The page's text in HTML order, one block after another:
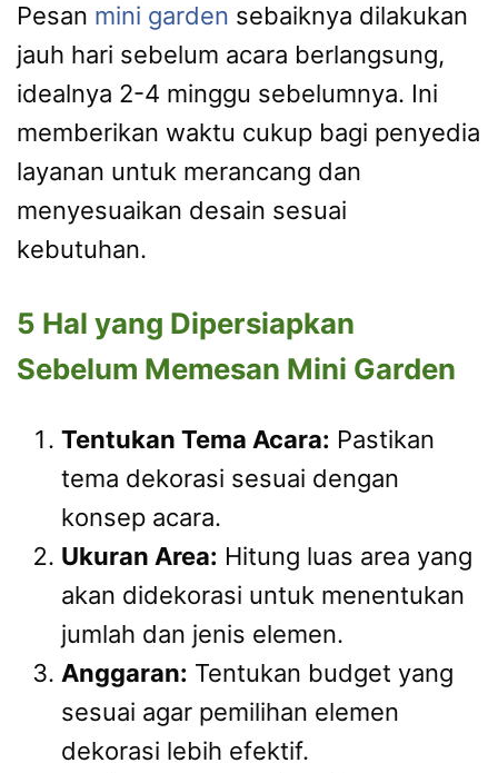
Pesan mini garden sebaiknya dilakukan
jauh hari sebelum acara berlangsung,
idealnya 2-4 minggu sebelumnya. Ini
memberikan waktu cukup bagi penyedia
layanan untuk merancang dan
menyesuaikan desain sesuai
kebutuhan.
5 Hal yang Dipersiapkan
Sebelum Memesan Mini Garden
Tentukan Tema Acara: Pastikan
tema dekorasi sesuai dengan
konsep acara.
Ukuran Area: Hitung luas area yang
akan didekorasi untuk menentukan
jumlah dan jenis elemen.
Anggaran: Tentukan budget yang
sesuai agar pemilihan elemen
dekorasi lebih efektif.